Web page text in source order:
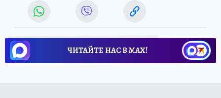
ЧИТАЙТЕ НАС В МАХ!